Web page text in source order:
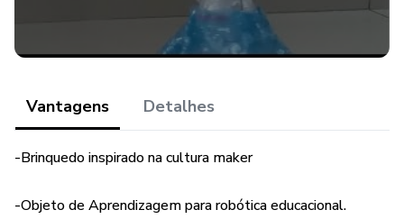
Vantagens Detalhes
-Brinquedo inspirado na cultura maker
-Objeto de Aprendizagem para robótica educacional.